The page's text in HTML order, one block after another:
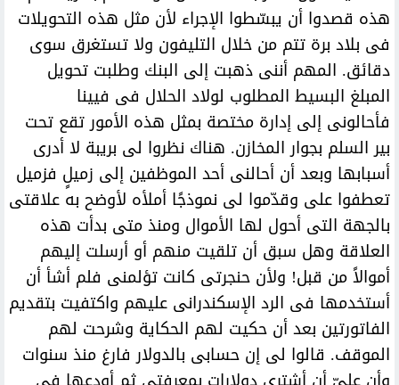
هذه قصدوا أن يبسّطوا الإجراء لأن مثل هذه التحويلات
فى بلاد برة تتم من خلال التليفون ولا تستغرق سوى
دقائق. المهم أننى ذهبت إلى البنك وطلبت تحويل
المبلغ البسيط المطلوب لولاد الحلال فى فيينا
فأحالونى إلى إدارة مختصة بمثل هذه الأمور تقع تحت
بير السلم بجوار المخازن. هناك نظروا لى بريبة لا أدرى
أسبابها وبعد أن أحالنى أحد الموظفين إلى زميلٍ فزميل
تعطفوا على وقدّموا لى نموذجًا أملأه لأوضح به علاقتى
بالجهة التى أحول لها الأموال ومنذ متى بدأت هذه
العلاقة وهل سبق أن تلقيت منهم أو أرسلت إليهم
أموالاً من قبل! ولأن حنجرتى كانت تؤلمنى فلم أشأ أن
أستخدمها فى الرد الإسكندرانى عليهم واكتفيت بتقديم
الفاتورتين بعد أن حكيت لهم الحكاية وشرحت لهم
الموقف. قالوا لى إن حسابى بالدولار فارغ منذ سنوات